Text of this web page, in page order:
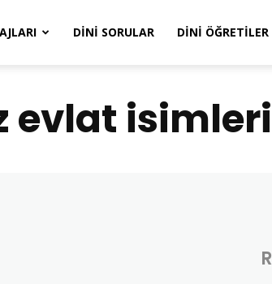
DINI SORULAR DINI ÖĞRETILER
evlat isimleri